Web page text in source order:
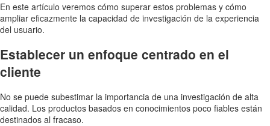
En este artículo veremos cómo superar estos problemas y cómo
ampliar eficazmente la capacidad de investigación de la experiencia
del usuario.
Establecer un enfoque centrado en el
cliente
No se puede subestimar la importancia de una investigación de alta
calidad. Los productos basados en conocimientos poco fiables están
destinados al fracaso.